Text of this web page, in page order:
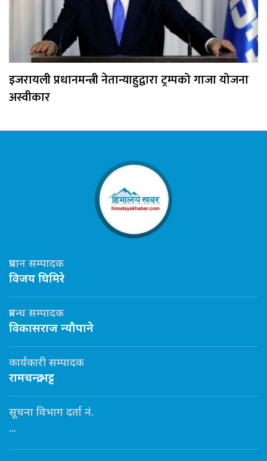
इजरायली प्रधानमन्त्री नेतान्याहुद्वारा ट्रम्पको गाजा योजना
अस्वीकार
प्रधान सम्पादक
विजय घिमिरे
प्रबन्ध सम्पादक
विकासराज न्यौपाने
कार्यकारी सम्पादक
रामचन्द्र भट्ट
सूचना विभाग दर्ता नं.
...